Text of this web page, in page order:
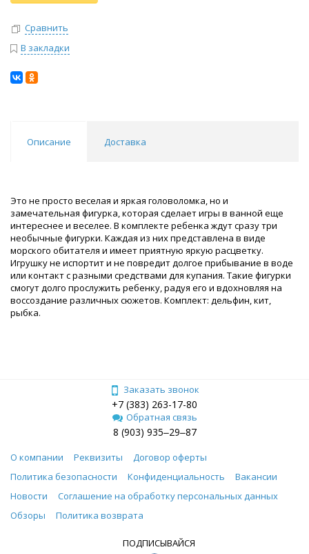
Сравнить
В закладки
Описание Доставка
Это не просто веселая и яркая головоломка, но и
замечательная фигурка, которая сделает игры в ванной еще
интереснее и веселее. В комплекте ребенка ждут сразу три
необычные фигурки. Каждая из них представлена в виде
морского обитателя и имеет приятную яркую расцветку.
Игрушку не испортит и не повредит долгое прибывание в воде
или контакт с разными средствами для купания. Такие фигурки
смогут долго прослужить ребенку, радуя его и вдохновляя на
воссоздание различных сюжетов. Комплект: дельфин, кит,
рыбка.
Заказать звонок
+7 (383) 263-17-80
Обратная связь
8 (903) 935‒29‒87
О компании Реквизиты
Договор оферты
Политика безопасности
Конфиденциальность
Вакансии
Новости
Соглашение на обработку персональных данных
Обзоры
Политика возврата
ПОДПИСЫВАЙСЯ